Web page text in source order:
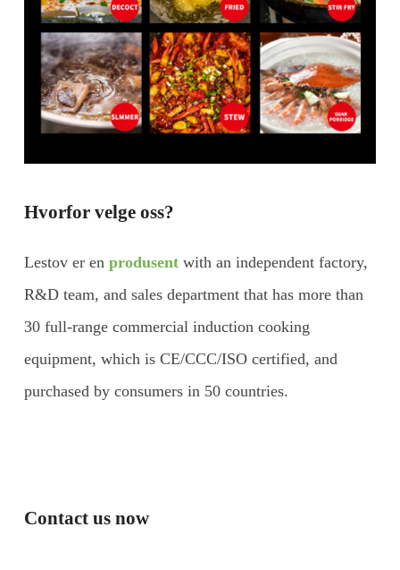
Hvorfor velge oss?
Lestov er enprodusentwith an independent factory,
R&D team, and sales department that has more than
30 full-range commercial induction cooking
equipment, which is CE/CCC/ISO certified, and
purchased by consumers in 50 countries.
Contact us now